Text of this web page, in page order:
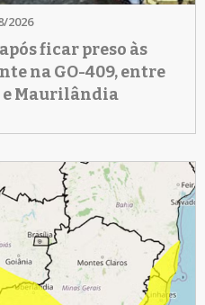
2026
ficar preso às
na GO-409, entre
e Maurilândia